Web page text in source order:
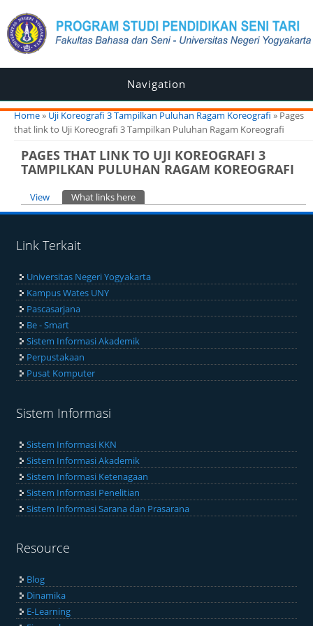
Navigation
You are here
Home»Uji Koreografi 3 Tampilkan Puluhan Ragam Koreografi» Pages
that link to Uji Koreografi 3 Tampilkan Puluhan Ragam Koreografi
PAGES THAT LINK TO UJI KOREOGRAFI 3
TAMPILKAN PULUHAN RAGAM KOREOGRAFI
Primary tabs
View What links here
Link Terkait
Universitas Negeri Yogyakarta
Kampus Wates UNY
Pascasarjana
Be - Smart
Sistem Informasi Akademik
Perpustakaan
Pusat Komputer
Sistem Informasi
Sistem Informasi KKN
Sistem Informasi Akademik
Sistem Informasi Ketenagaan
Sistem Informasi Penelitian
Sistem Informasi Sarana dan Prasarana
Resource
Blog
Dinamika
E-Learning